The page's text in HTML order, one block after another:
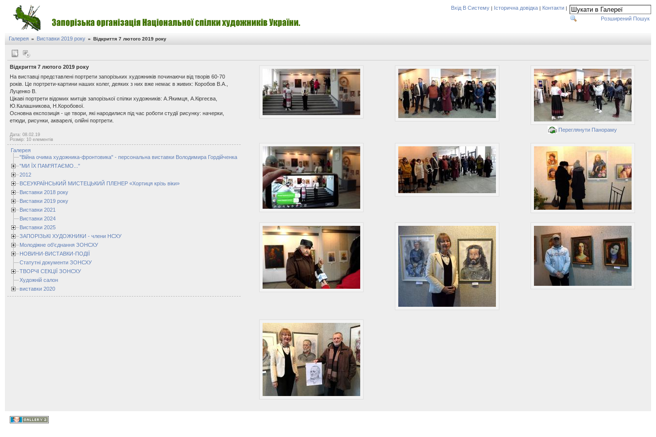
Вхід В Систему | Історична довідка | Контакти |
Розширений Пошук
Галерея » Виставки 2019 року » Відкриття 7 лютого 2019 року
Відкриття 7 лютого 2019 року
На виставці представлені портрети запорізьких художників починаючи від творів 60-70
років. Це портрети-картини наших колег, деяких з них вже немає в живих: Коробов В.А.,
Луценко В.
Цікаві портрети відомих митців запорізької спілки художників: А.Якимця, А.Кіргеєва,
Ю.Калашникова, Н.Коробової.
Основна експозиція - це твори, які народилися під час роботи студії рисунку: начерки,
етюди, рисунки, акварелі, олійні портрети.
Дата: 08.02.19
Розмір: 10 елементів
Галерея
"Війна очима художника-фронтовика" - персональна виставки Володимира Гордійченка
"МИ ЇХ ПАМ'ЯТАЄМО..."
2012
ВСЕУКРАЇНСЬКИЙ МИСТЕЦЬКИЙ ПЛЕНЕР «Хортиця крізь віки»
Виставки 2018 року
Виставки 2019 року
Виставки 2021
Виставки 2024
Виставки 2025
ЗАПОРІЗЬКІ ХУДОЖНИКИ - члени НСХУ
Молодіжне об'єднання ЗОНСХУ
НОВИНИ-ВИСТАВКИ-ПОДІЇ
Статутні документи ЗОНСХУ
ТВОРЧІ СЕКЦІЇ ЗОНСХУ
Художній салон
виставки 2020
Переглянути Панораму